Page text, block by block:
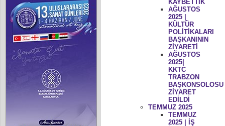
KAYBETTİK
AĞUSTOS
2025 |
KÜLTÜR
POLİTİKALARI
BAŞKANININ
ZİYARETİ
AĞUSTOS
2025|
KKTC
TRABZON
BAŞKONSOLOSU
ZİYARET
EDİLDİ
TEMMUZ 2025
TEMMUZ
2025 | İŞ